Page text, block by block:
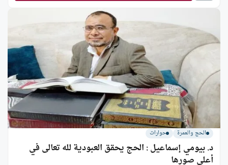
الحج والعمرة حوارات
د. بيومي إسماعيل : الحج يحقق العبودية لله تعالى في
أعلى صورها